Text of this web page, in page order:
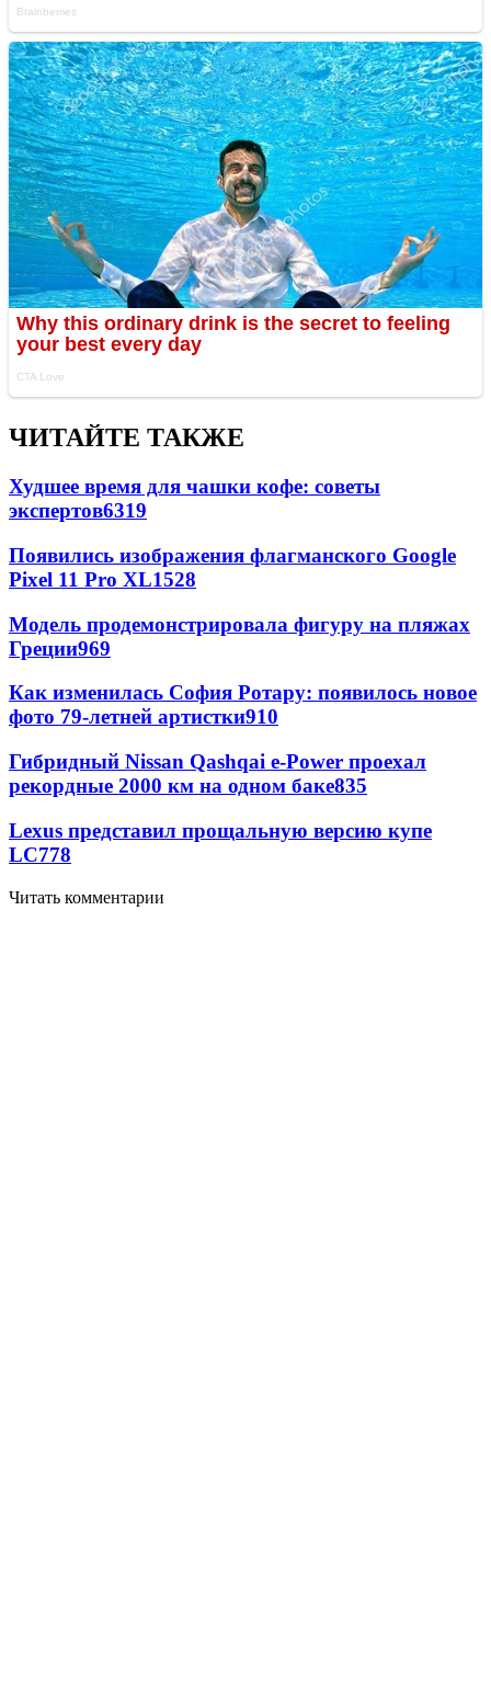
ЧИТАЙТЕ ТАКЖЕ
Худшее время для чашки кофе: советы
экспертов6319
Появились изображения флагманского Google
Pixel 11 Pro XL1528
Модель продемонстрировала фигуру на пляжах
Греции969
Как изменилась София Ротару: появилось новое
фото 79-летней артистки910
Гибридный Nissan Qashqai e-Power проехал
рекордные 2000 км на одном баке835
Lexus представил прощальную версию купе
LC778
Читать комментарии